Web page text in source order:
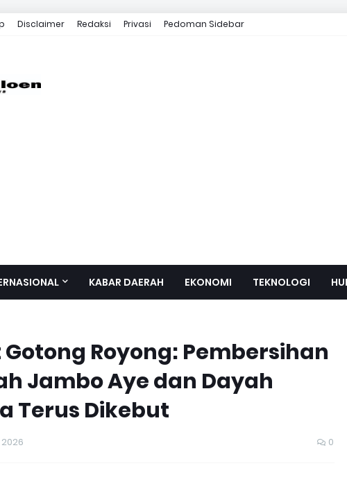
Disclaimer Redaksi Privasi Pedoman Sidebar
KABAR DAERAH EKONOMI TEKNOLOGI
Royong: Pembersihan
Jambo Aye dan Dayah
Terus Dikebut
0